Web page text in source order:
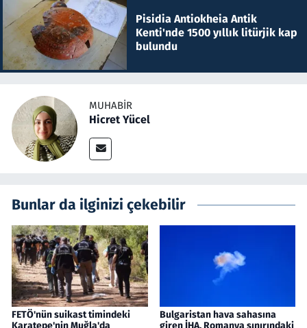
Pisidia Antiokheia Antik
Kenti'nde 1500 yıllık litürjik kap
bulundu
MUHABIR
Hicret Yücel
Bunlar da ilginizi çekebilir
FETÖ'nün suikast timindeki
Bulgaristan hava sahasına